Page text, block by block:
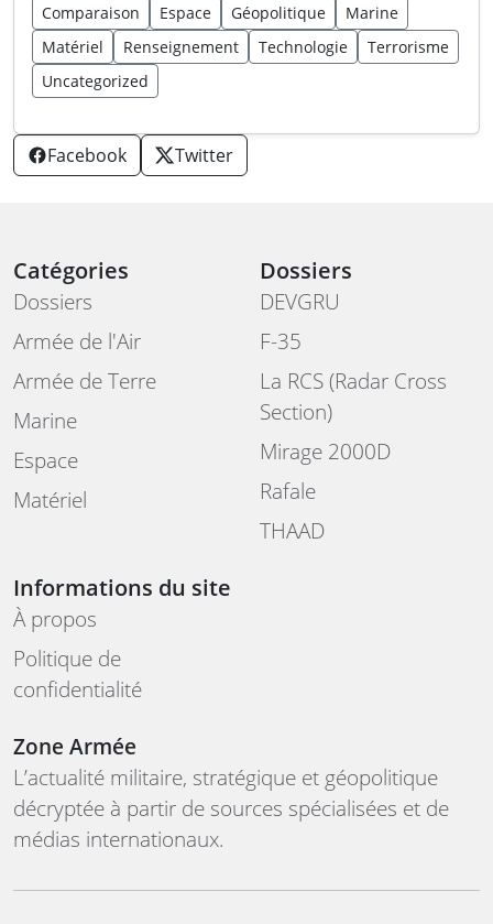
Comparaison
Espace Géopolitique
Marine
Matériel
Renseignement Technologie
Terrorisme
Uncategorized
Facebook Twitter
Catégories
Dossiers
Armée de l'Air
Armée de Terre
Marine
Espace
Matériel
Dossiers
DEVGRU
F-35
La RCS (Radar Cross
Section)
Mirage 2000D
Rafale
THAAD
Informations du site
À propos
Politique de
confidentialité
Zone Armée
L’actualité militaire, stratégique et géopolitique
décryptée à partir de sources spécialisées et de
médias internationaux.